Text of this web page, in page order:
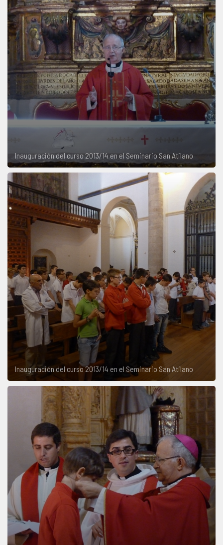
Inauguración del curso 2013/14 en el Seminario San Atilano
Inauguración del curso 2013/14 en el Seminario San Atilano